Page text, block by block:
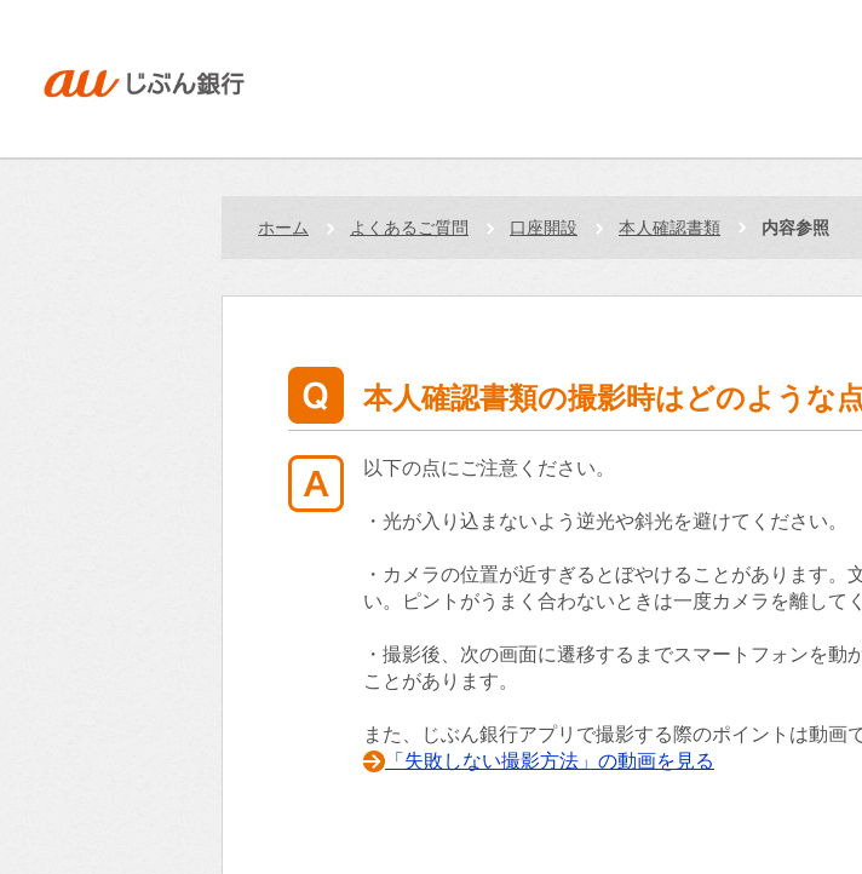
ホーム よくあるご質問 口座開設 本人確認書類 内容参照
本人確認書類の撮影時はどのような
以下の点にご注意ください。
・光が入り込まないよう逆光や斜光を避けてください。
・カメラの位置が近すぎるとぼやけることがあります
い。ピントがうまく合わないときは一度カメラを離して
・撮影後、次の画面に遷移するまでスマートフォンを
ことがあります。
また、じぶん銀行アプリで撮影する際のポイントは動画
「失敗しない撮影方法」の動画を見る